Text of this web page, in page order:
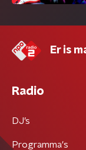
Er is
Radio
DJ’s
Programma's